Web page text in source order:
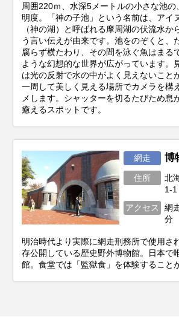
周囲220ｍ、水深5メートルの小さな池の
明度。「神の子池」という名前は、アイ
（神の湖）と呼ばれる摩周湖の伏流水か
う言い伝えが由来です。池をのぞくと、
腐らず横たわり、その間を泳ぐ魚はまる
ような幻想的な世界が広がっています。
は光の反射で水の中がよく見えないこと
一周して美しく見える場所でカメラを構
メします。シャッターを切るたびため息
癒えるスポットです。
網走 博
住所
北
1-1
アクセス
網
分
明治時代より実際に網走刑務所で使用さ
存公開している歴史野外博物館。日本で
館。食堂では「監獄食」を体験すること